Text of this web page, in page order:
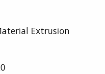
Extrusion